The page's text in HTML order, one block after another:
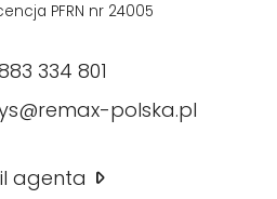
PFRN nr 24005
334 801
polska.pl
agenta